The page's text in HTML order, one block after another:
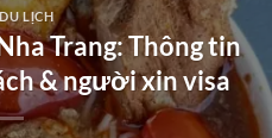
LỊCH
Trang: Thông tin
& người xin visa